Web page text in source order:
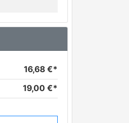
16,68 €*
19,00 €*